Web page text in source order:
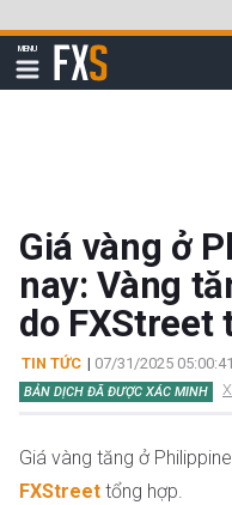
qua
đi
MENU
Hiển
thị
FXStreet
Giá vàng ở
nay: Vàng
do FXStreet
TIN TỨC | 07/31/2025
BẢN DỊCH ĐÃ ĐƯỢC XÁC MINH
Giá vàng tăng ở
FXStreet tổng hợp.